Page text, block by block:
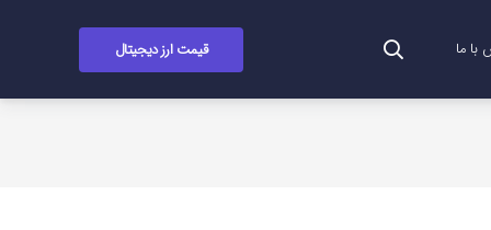
با ما قیمت ارز دیجیتال